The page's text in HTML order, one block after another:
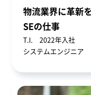
物流業界に革新
SEの仕事
T.I. 2022年入社
システムエンジニア